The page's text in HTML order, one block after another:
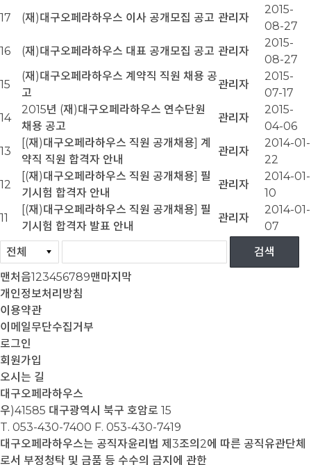
17
(재)대구오페라하우스 이사 공개모집 공고 관리자
2015-
08-27
16
(재)대구오페라하우스 대표 공개모집 공고 관리자
2015-
08-27
15
(재)대구오페라하우스 계약직 직원 채용 공
고
관리자
2015-
07-17
14
2015년 (재)대구오페라하우스 연수단원
채용 공고
관리자
2015-
04-06
13
[(재)대구오페라하우스 직원 공개채용] 계
약직 직원 합격자 안내
관리자
2014-01-
22
12
[(재)대구오페라하우스 직원 공개채용] 필
기시험 합격자 안내
관리자
2014-01-
10
11
[(재)대구오페라하우스 직원 공개채용] 필
기시험 합격자 발표 안내
관리자
2014-01-
07
맨처음123456789맨마지막
개인정보처리방침
이용약관
이메일무단수집거부
로그인
회원가입
오시는 길
대구오페라하우스
우)41585 대구광역시 북구 호암로 15
T. 053-430-7400 F. 053-430-7419
대구오페라하우스는 공직자윤리법 제3조의2에 따른 공직유관단체
로서 부정청탁 및 금품 등 수수의 금지에 관한